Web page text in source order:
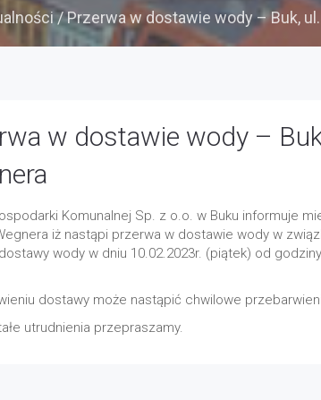
/Przerwa w dostawie wody – Buk,
w dostawie wody –
Komunalnej Sp. z o.o. w Buku informuje
iż nastąpi przerwa w dostawie wody w
wody w dniu 10.02.2023r. (piątek) od
dostawy może nastąpić chwilowe
utrudnienia przepraszamy.